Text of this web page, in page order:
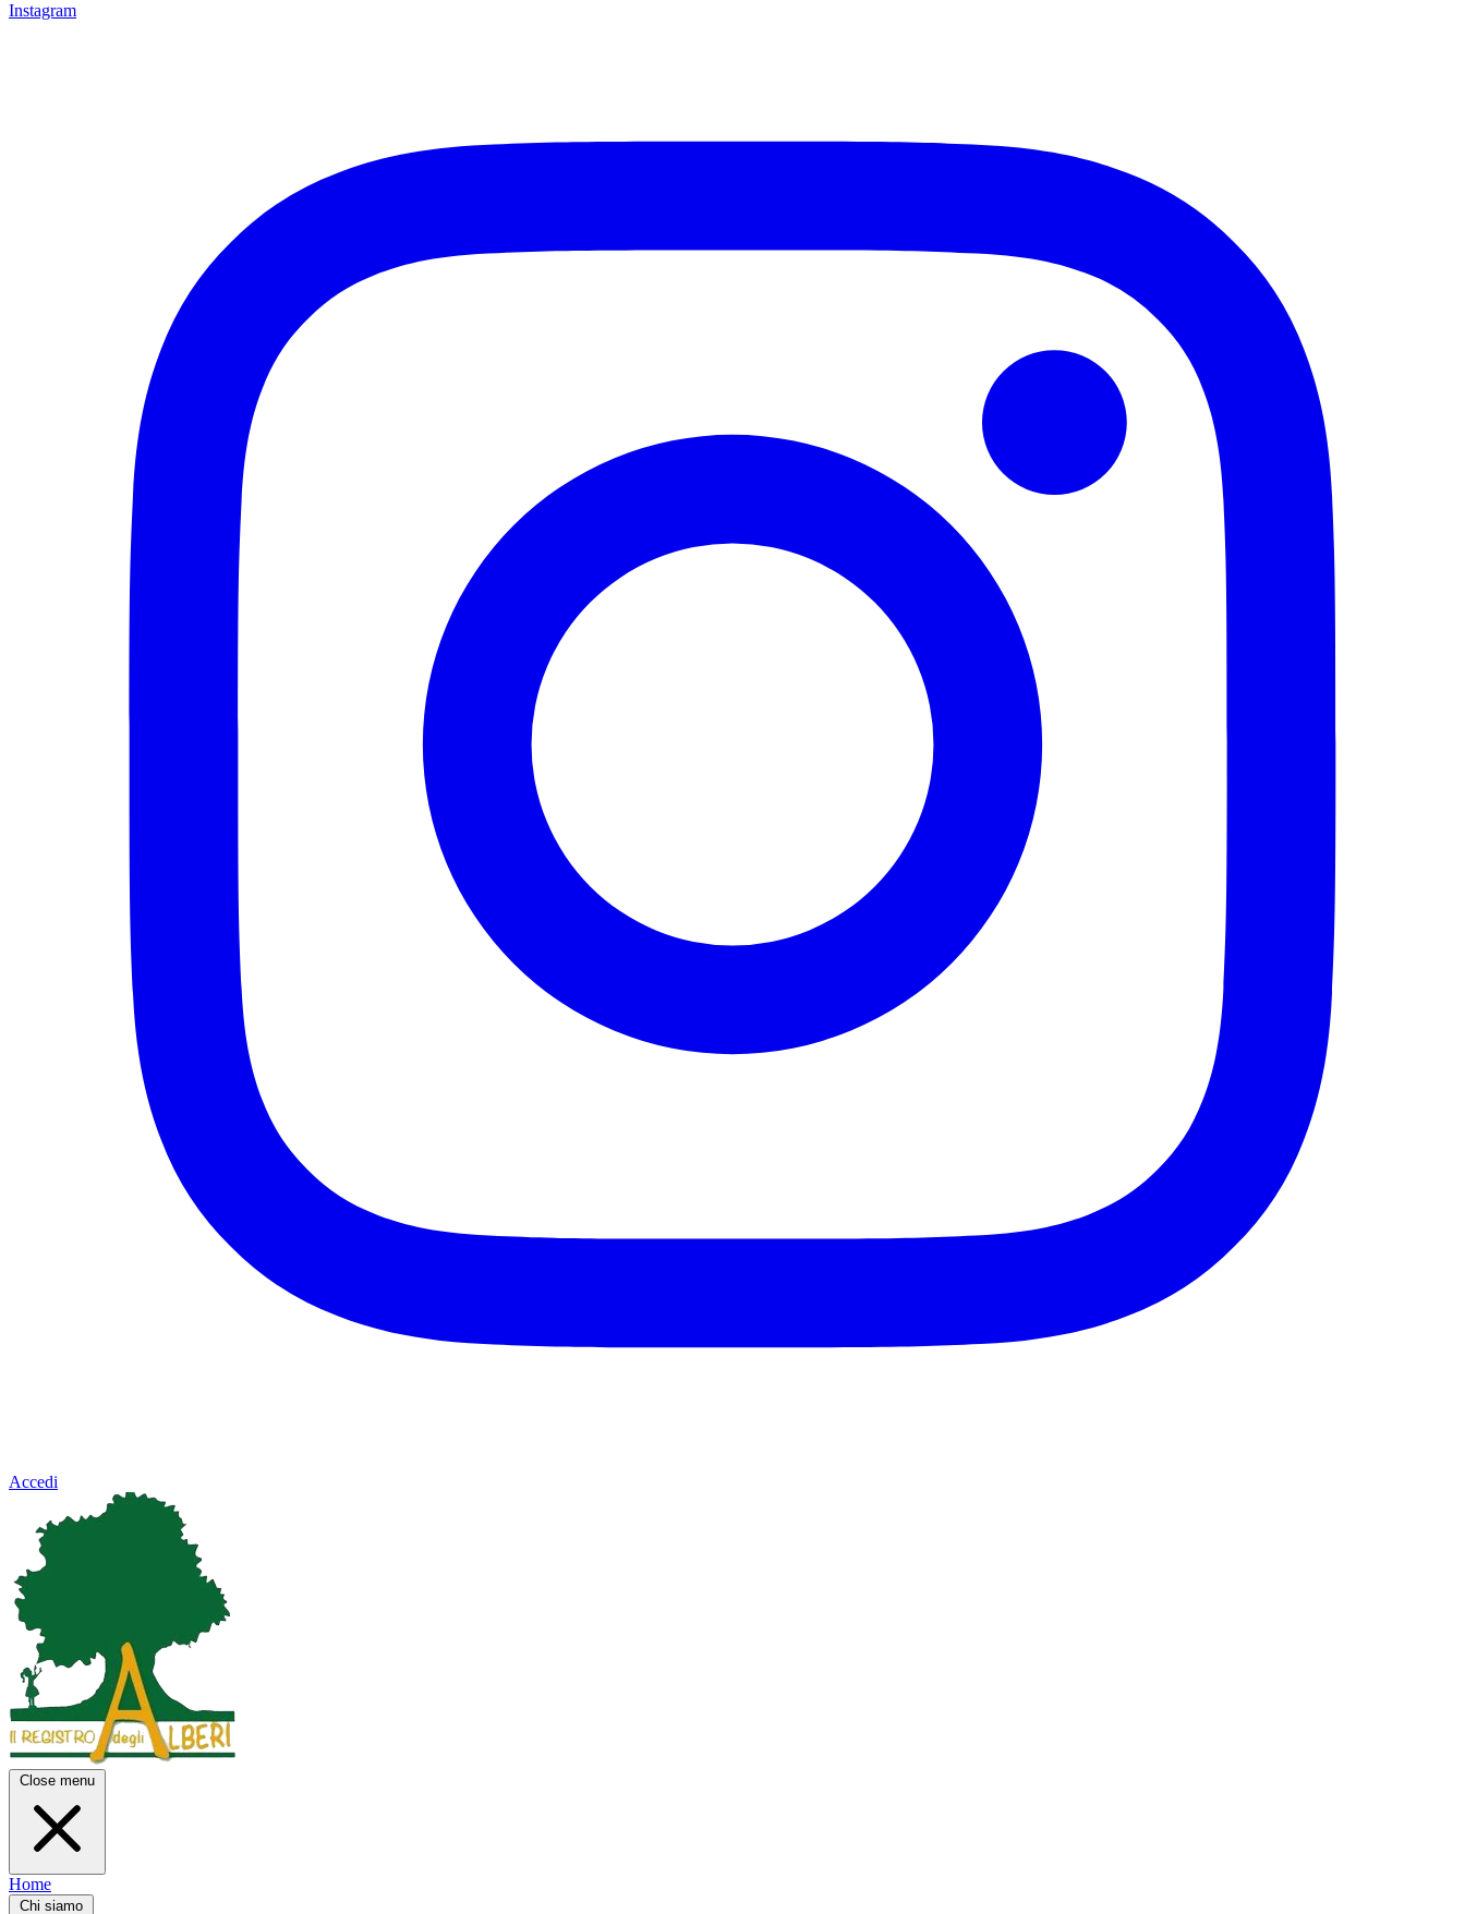
Instagram
Accedi
Close menu
Home
Chi siamo